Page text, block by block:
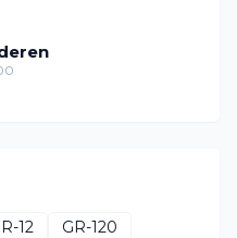
12
GR-120